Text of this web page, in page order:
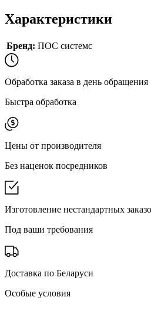
Характеристики
Бренд: ПОС системс
Обработка заказа в день обращения
Быстра обработка
Цены от производителя
Без наценок посредников
Изготовление нестандартных
Под ваши требования
Доставка по Беларуси
Особые условия